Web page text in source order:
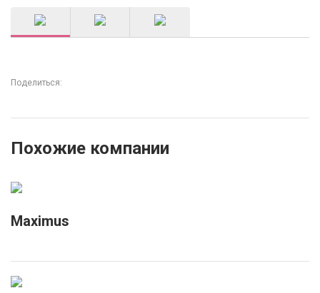
Поделиться:
Похожие компании
Maximus